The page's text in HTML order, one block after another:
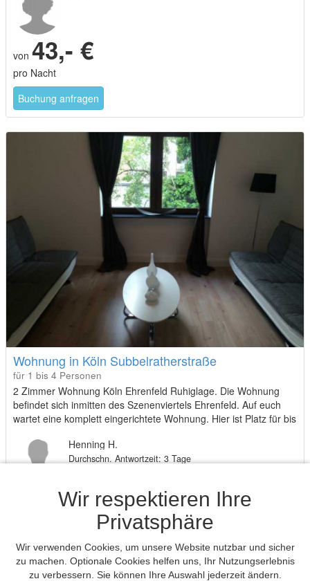
Wir respektieren Ihre
Privatsphäre
Wir verwenden Cookies, um unsere Website nutzbar und sicher
zu machen. Optionale Cookies helfen uns, Ihr Nutzungserlebnis
zu verbessern. Sie können Ihre Auswahl jederzeit ändern.
von 43,- €
pro Nacht
Buchung anfragen
Wohnung in Köln Subbelratherstraße
für 1 bis 4 Personen
2 Zimmer Wohnung Köln Ehrenfeld Ruhiglage. Die Wohnung
befindet sich inmitten des Szenenviertels Ehrenfeld. Auf euch
wartet eine komplett eingerichtete Wohnung. Hier ist Platz für bis
60qm groß. Der Fernseher im Wohnzimmer hat DVB-T
Empfang. Die Küche ist vollausgestattet (inkl. elektronischer
ein Badezimmer mit einer Dusche. Ausreichend Handtücher
werden von mir für jeden Gast gestellt!
Henning H.
Durchschn. Antwortzeit: 3 Tage
65,- €
Buchung anfragen